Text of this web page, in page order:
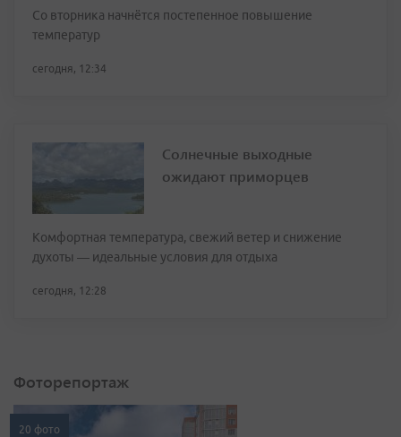
Со вторника начнётся постепенное повышение
температур
сегодня, 12:34
Солнечные выходные
ожидают приморцев
Комфортная температура, свежий ветер и снижение
духоты — идеальные условия для отдыха
сегодня, 12:28
Фоторепортаж
20 фото